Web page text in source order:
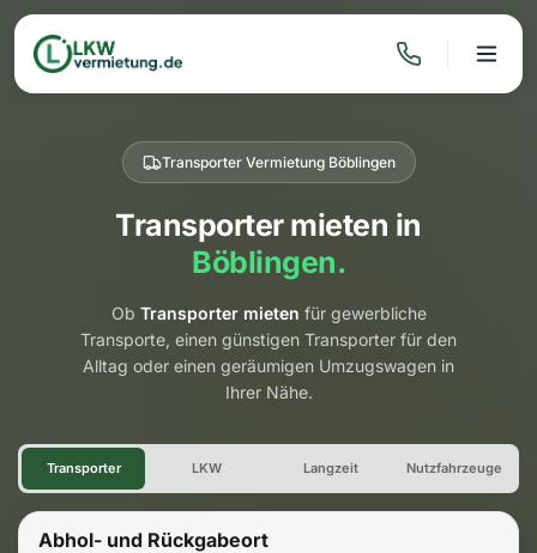
Transporter Vermietung Böblingen
Transporter mieten in
Böblingen.
Ob Transporter mieten für gewerbliche
Transporte, einen günstigen Transporter für den
Alltag oder einen geräumigen Umzugswagen in
Ihrer Nähe.
Transporter Vermietung
Transporter LKW Langzeit Nutzfahrzeuge
Abhol- und Rückgabeort